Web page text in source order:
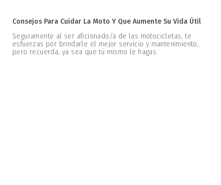
Consejos Para Cuidar La Moto Y Que Aumente Su Vida Útil
Seguramente al ser aficionado/a de las motocicletas, te
esfuerzas por brindarle el mejor servicio y mantenimiento,
pero recuerda, ya sea que tú mismo le hagas